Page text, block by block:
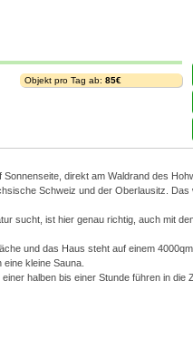
Objekt pro Tag ab:85€
Sonnenseite, direkt am Waldrand des
Schweiz und der Oberlausitz.
sucht, ist hier genau richtig, auch mit
und das Haus steht auf einem
kleine Sauna.
halben bis einer Stunde führen in